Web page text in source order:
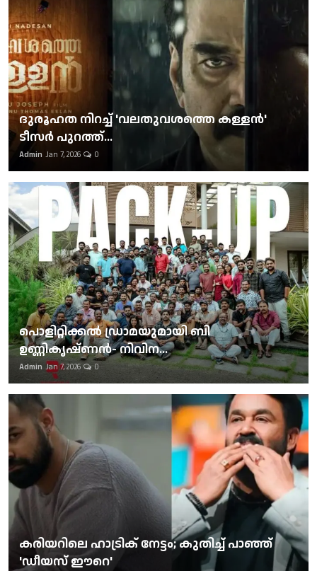
ദുരൂഹത നിറച്ച് 'വലതുവശത്തെ കള്ളന്‍'
ടീസര്‍ പുറത്ത്...
Admin Jan 7, 2026 0
പൊളിറ്റിക്കല്‍ ഡ്രാമയുമായി ബി
ഉണ്ണികൃഷ്ണന്‍- നിവിന...
Admin Jan 7, 2026 0
കരിയറിലെ ഹാട്രിക് നേട്ടം; കുതിച്ച് പാഞ്ഞ്
'ഡീയസ് ഈറെ'